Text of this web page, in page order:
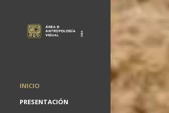
INICIO
PRESENTACIÓN